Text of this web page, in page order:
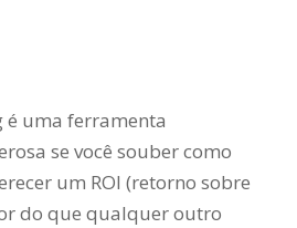
uma ferramenta
se você souber como
um ROI (retorno sobre
do que qualquer outro